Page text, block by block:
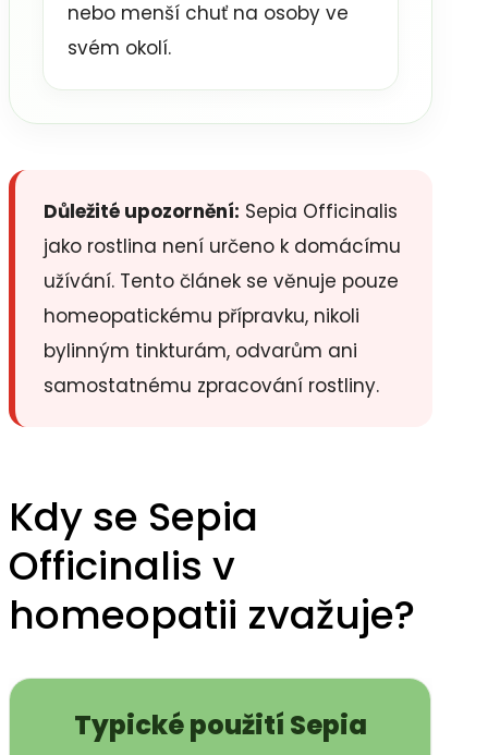
nebo menší chuť na osoby ve
svém okolí.
Důležité upozornění: Sepia Officinalis
jako rostlina není určeno k domácímu
užívání. Tento článek se věnuje pouze
homeopatickému přípravku, nikoli
bylinným tinkturám, odvarům ani
samostatnému zpracování rostliny.
Kdy se Sepia
Officinalis v
homeopatii zvažuje?
Typické použití Sepia